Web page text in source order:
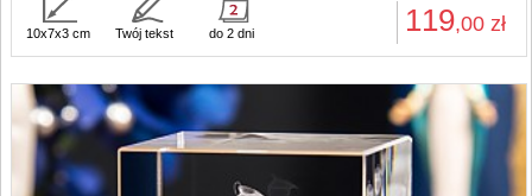
119,00 zł
10x7x3 cm Twój tekst do 2 dni